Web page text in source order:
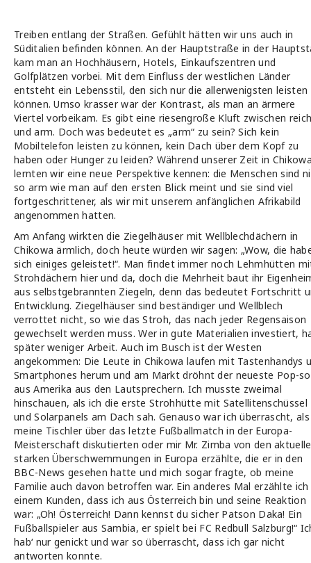
Treiben entlang der Straßen. Gefühlt hätten wir uns auch in
Süditalien befinden können. An der Hauptstraße in der
kam man an Hochhäusern, Hotels, Einkaufszentren und
Golfplätzen vorbei. Mit dem Einfluss der westlichen Länder
entsteht ein Lebensstil, den sich nur die allerwenigsten leisten
können. Umso krasser war der Kontrast, als man an ärmere
Viertel vorbeikam. Es gibt eine riesengroße Kluft zwischen
und arm. Doch was bedeutet es „arm“ zu sein? Sich kein
Mobiltelefon leisten zu können, kein Dach über dem Kopf zu
haben oder Hunger zu leiden? Während unserer Zeit in
lernten wir eine neue Perspektive kennen: die Menschen sind
so arm wie man auf den ersten Blick meint und sie sind viel
fortgeschrittener, als wir mit unserem anfänglichen Afrikabild
angenommen hatten.
Am Anfang wirkten die Ziegelhäuser mit Wellblechdächern in
Chikowa ärmlich, doch heute würden wir sagen: „Wow, die
sich einiges geleistet!“. Man findet immer noch Lehmhütten
Strohdächern hier und da, doch die Mehrheit baut ihr
aus selbstgebrannten Ziegeln, denn das bedeutet Fortschritt
Entwicklung. Ziegelhäuser sind beständiger und Wellblech
verrottet nicht, so wie das Stroh, das nach jeder Regensaison
gewechselt werden muss. Wer in gute Materialien investiert,
später weniger Arbeit. Auch im Busch ist der Westen
angekommen: Die Leute in Chikowa laufen mit Tastenhandys
Smartphones herum und am Markt dröhnt der neueste Pop-
aus Amerika aus den Lautsprechern. Ich musste zweimal
hinschauen, als ich die erste Strohhütte mit Satellitenschüssel
und Solarpanels am Dach sah. Genauso war ich überrascht, als
meine Tischler über das letzte Fußballmatch in der Europa-
Meisterschaft diskutierten oder mir Mr. Zimba von den
starken Überschwemmungen in Europa erzählte, die er in den
BBC-News gesehen hatte und mich sogar fragte, ob meine
Familie auch davon betroffen war. Ein anderes Mal erzählte ich
einem Kunden, dass ich aus Österreich bin und seine Reaktion
war: „Oh! Österreich! Dann kennst du sicher Patson Daka! Ein
Fußballspieler aus Sambia, er spielt bei FC Redbull Salzburg!“
hab‘ nur genickt und war so überrascht, dass ich gar nicht
antworten konnte.